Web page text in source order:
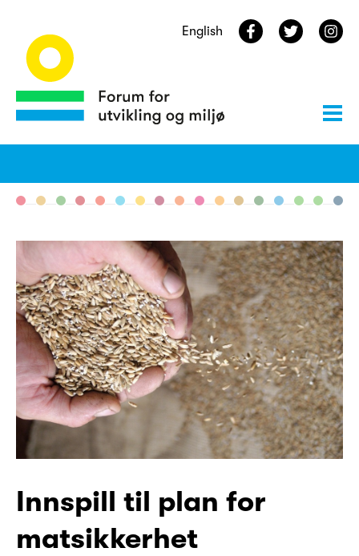
English
Innspill til plan for
matsikkerhet